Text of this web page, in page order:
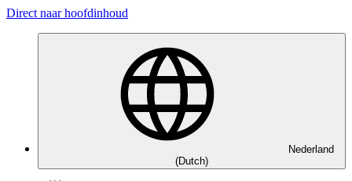
Direct naar hoofdinhoud
Nederland
(Dutch)